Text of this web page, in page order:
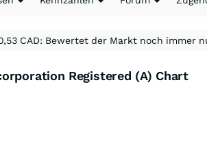
CAD: Bewertet der Markt noch immer
Registered (A) Chart